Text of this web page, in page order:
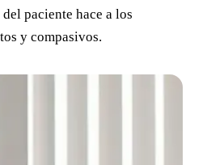
paciente hace a los
y compasivos.